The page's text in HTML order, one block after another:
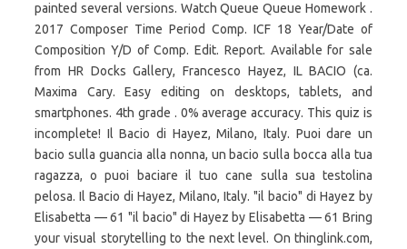
painted several versions. Watch Queue Queue Homework .
2017 Composer Time Period Comp. ICF 18 Year/Date of
Composition Y/D of Comp. Edit. Report. Available for sale
from HR Docks Gallery, Francesco Hayez, IL BACIO (ca.
Maxima Cary. Easy editing on desktops, tablets, and
smartphones. 4th grade . 0% average accuracy. This quiz is
incomplete! Il Bacio di Hayez, Milano, Italy. Puoi dare un
bacio sulla guancia alla nonna, un bacio sulla bocca alla tua
ragazza, o puoi baciare il tuo cane sulla sua testolina
pelosa. Il Bacio di Hayez, Milano, Italy. "il bacio" di Hayez by
Elisabetta — 61 "il bacio" di Hayez by Elisabetta — 61 Bring
your visual storytelling to the next level. On thinglink.com,